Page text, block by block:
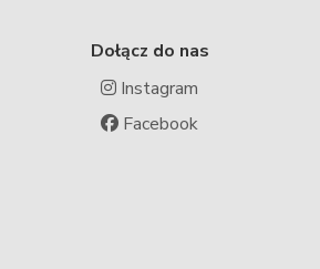
Dołącz do nas
Instagram
Facebook